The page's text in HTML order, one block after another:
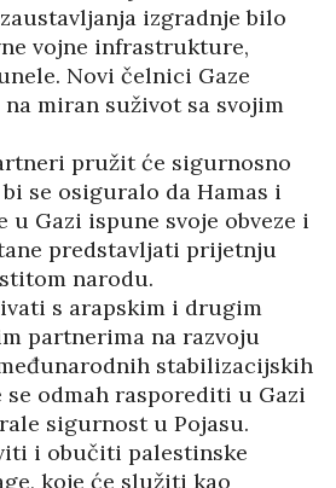
izgradnje bilo
vojne infrastrukture,
Novi čelnici Gaze
na miran suživot sa svojim
pružit će sigurnosno
se osiguralo da Hamas i
u Gazi ispune svoje obveze i
predstavljati prijetnju
narodu.
s arapskim i drugim
partnerima na razvoju
stabilizacijskih
se odmah rasporediti u Gazi
sigurnost u Pojasu.
i obučiti palestinske
koje će služiti kao